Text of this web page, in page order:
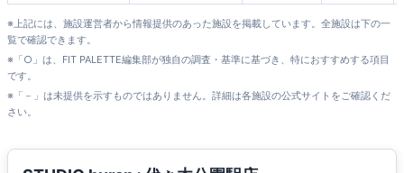
※上記には、施設運営者から情報提供のあった施設を掲載しています。全施設は下の一
覧で確認できます。
※「○」は、FIT PALETTE編集部が独自の調査・基準に基づき、特におすすめする項目
です。
※「－」は未提供を示すものではありません。詳細は各施設の公式サイトをご確認くだ
さい。